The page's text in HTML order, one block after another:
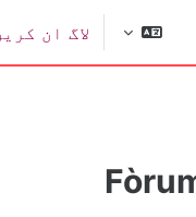
لاگ ان کریں